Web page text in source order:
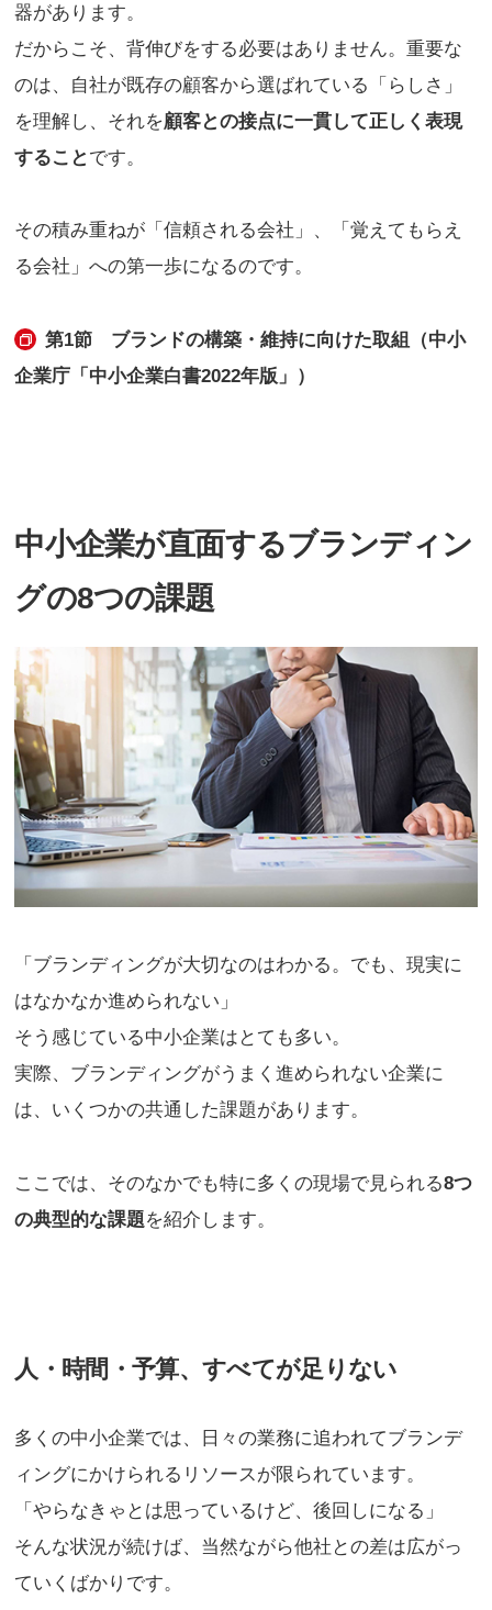
器があります。
だからこそ、背伸びをする必要はありません。重要な
のは、自社が既存の顧客から選ばれている「らしさ」
を理解し、それを顧客との接点に一貫して正しく表現
すること です。
その積み重ねが「信頼される会社」、「覚えてもらえ
る会社」への第一歩になるのです。
第1節 ブランドの構築・維持に向けた取組（中小
企業庁「中小企業白書2022年版」）
中小企業が直面するブランディン
グの8つの課題
「ブランディングが大切なのはわかる。でも、現実に
はなかなか進められない」
そう感じている中小企業はとても多い。
実際、ブランディングがうまく進められない企業に
は、いくつかの共通した課題があります。
ここでは、そのなかでも特に多くの現場で見られる8つ
の典型的な課題を紹介します。
人・時間・予算、すべてが足りない
多くの中小企業では、日々の業務に追われてブランデ
ィングにかけられるリソースが限られています。
「やらなきゃとは思っているけど、後回しになる」
そんな状況が続けば、当然ながら他社との差は広がっ
ていくばかりです。